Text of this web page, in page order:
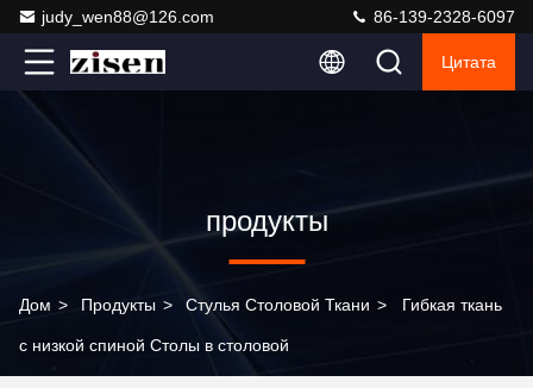
judy_wen88@126.com 86-139-2328-6097
Цитата
продукты
Дом > Продукты > Стулья Столовой Ткани > Гибкая ткань
с низкой спиной Столы в столовой